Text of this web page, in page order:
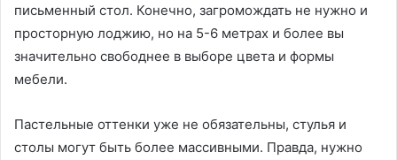
письменный стол. Конечно, загромождать не нужно и
просторную лоджию, но на 5-6 метрах и более вы
значительно свободнее в выборе цвета и формы
мебели.
Пастельные оттенки уже не обязательны, стулья и
столы могут быть более массивными. Правда, нужно